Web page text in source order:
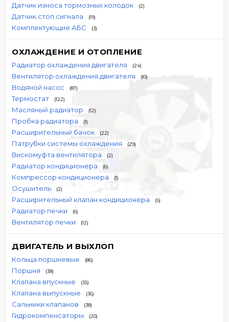
Датчик износа тормозных колодок (2)
Датчик стоп сигнала (19)
Комплектующие АБС (3)
ОХЛАЖДЕНИЕ И ОТОПЛЕНИЕ
Радиатор охлаждения двигателя (24)
Вентилятор охлаждения двигателя (10)
Водяной насос (87)
Термостат (122)
Масляный радиатор (12)
Пробка радиатора (1)
Расширительный бачок (22)
Патрубки системы охлаждения (29)
Вискомуфта вентилятора (2)
Радиатор кондиционера (6)
Компрессор кондиционера (1)
Осушитель (2)
Расширительный клапан кондиционера (5)
Радиатор печки (6)
Вентилятор печки (12)
ДВИГАТЕЛЬ И ВЫХЛОП
Кольца поршневые (86)
Поршня (38)
Клапана впускные (35)
Клапана выпускные (36)
Сальники клапанов (38)
Гидрокомпенсаторы (20)